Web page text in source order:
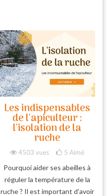
Les indispensables
de l'apiculteur :
l'isolation de la
ruche
4503 vues 5 Aimé
Pourquoi aider ses abeilles à
réguler la température de la
ruche ? Il est important d’avoir